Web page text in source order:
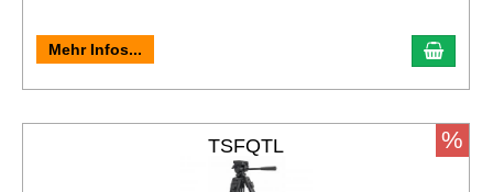
Mehr Infos... In
TSFQTL %